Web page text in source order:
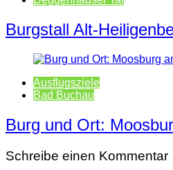
Burgstall Alt-
Ausflugsziele
Bad Buchau
Burg und Ort:
Schreibe einen Kommentar